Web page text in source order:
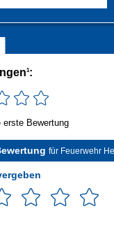
1:
erste Bewertung
für Feuerwehr